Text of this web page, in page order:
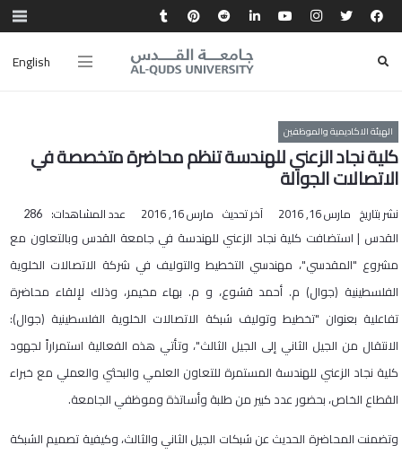
English
الهيئة الاكاديمية والموظفين
كلية نجاد الزعني للهندسة تنظم محاضرة متخصصة في
الاتصالات الجوالة
نشر بتاريخ مارس 16, 2016 آخر تحديث مارس 16, 2016 عدد المشاهدات: 286
القدس | استضافت كلية نجاد الزعني للهندسة في جامعة القدس وبالتعاون مع
مشروع "المقدسي"، مهندسي التخطيط والتوليف في شركة الاتصالات الخلوية
الفلسطينية (جوال) م. أحمد قشوع، و م. بهاء مخيمر، وذلك لإلقاء محاضرة
تفاعلية بعنوان "تخطيط وتوليف شبكة الاتصالات الخلوية الفلسطينية (جوال):
الانتقال من الجيل الثاني إلى الجيل الثالث"، وتأتي هذه الفعالية استمراراً لجهود
كلية نجاد الزعني للهندسة المستمرة للتعاون العلمي والبحثي والعملي مع خبراء
القطاع الخاص، بحضور عدد كبير من طلبة وأساتذة وموظفي الجامعة.
وتضمنت المحاضرة الحديث عن شبكات الجيل الثاني والثالث، وكيفية تصميم الشبكة